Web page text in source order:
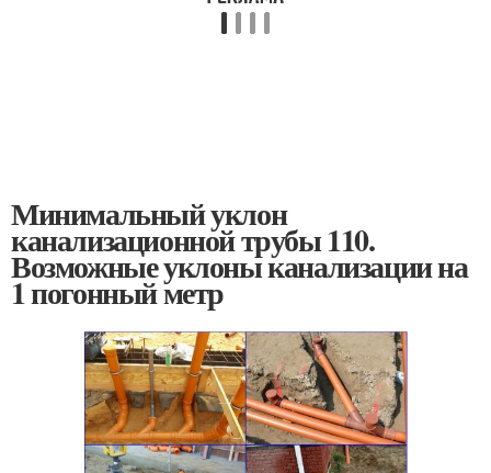
Минимальный уклон
канализационной трубы 110.
Возможные уклоны канализации на
1 погонный метр